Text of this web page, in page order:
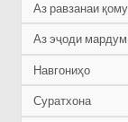
Аз равзанаи
Аз эҷоди мардум
Навгониҳо
Суратхона